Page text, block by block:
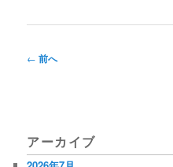
投
ゲ
← 前へ
アーカイブ